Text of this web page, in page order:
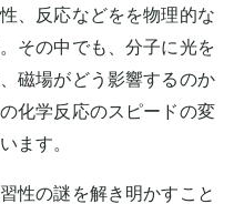
、反応などをを物理的な
その中でも、分子に光を
磁場がどう影響するのか
化学反応のスピードの変
ます。
性の謎を解き明かすこと